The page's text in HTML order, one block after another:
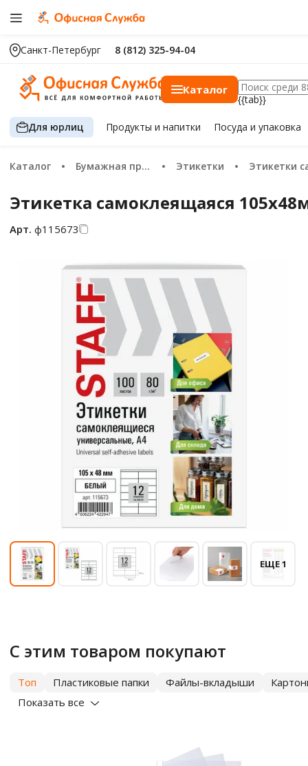
Санкт-Петербург 8 (812) 325-94-04
Каталог
{{tab}}
Для юрлиц Продуктыи напитки Посуда и упаковка
Каталог Бумажная продукция Этикетки Этикетки
Этикетка самоклеящаяся
Арт. ф115673
ЕЩЕ 1
С этим товаром покупают
Топ Пластиковые папки Файлы-вкладыши
Показать все